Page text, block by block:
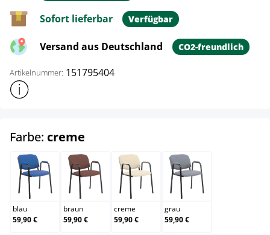
Sofort lieferbar Verfügbar
Versand aus Deutschland CO2-freundlich
Artikelnummer: 151795404
Weitere Produktinformationen anzeigen
Farbe: creme
blau
blau
59,90 €
braun
braun
59,90 €
creme
creme
59,90 €
grau
grau
59,90 €